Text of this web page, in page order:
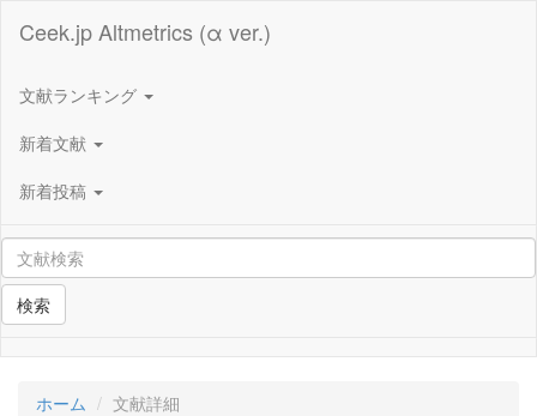
Ceek.jp Altmetrics (α ver.)
文献ランキング
新着文献
新着投稿
検索
ホーム 文献詳細